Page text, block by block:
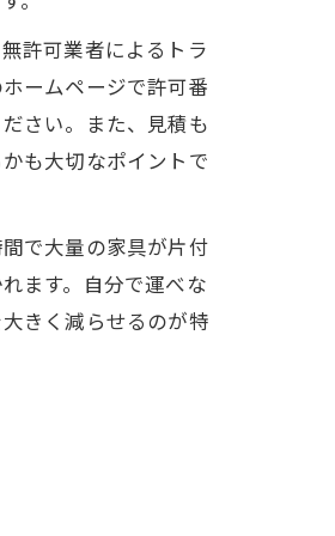
許可業者によるトラ
ームページで許可番
さい。また、見積も
も大切なポイントで
で大量の家具が片付
ます。自分で運べな
きく減らせるのが特